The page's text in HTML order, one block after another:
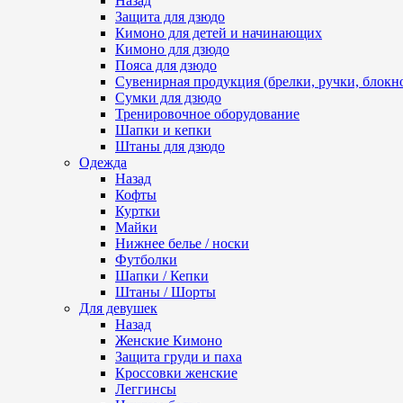
Защита для дзюдо
Кимоно для детей и начинающих
Кимоно для дзюдо
Пояса для дзюдо
Сувенирная продукция (брелки, ручки,
Сумки для дзюдо
Тренировочное оборудование
Шапки и кепки
Штаны для дзюдо
Одежда
Назад
Кофты
Куртки
Майки
Нижнее белье / носки
Футболки
Шапки / Кепки
Штаны / Шорты
Для девушек
Назад
Женские Кимоно
Защита груди и паха
Кроссовки женские
Леггинсы